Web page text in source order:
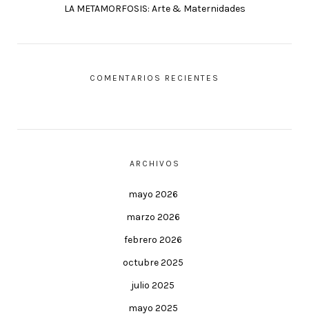
LA METAMORFOSIS: Arte & Maternidades
COMENTARIOS RECIENTES
ARCHIVOS
mayo 2026
marzo 2026
febrero 2026
octubre 2025
julio 2025
mayo 2025